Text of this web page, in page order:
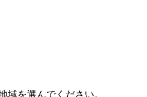
域を選んでください。